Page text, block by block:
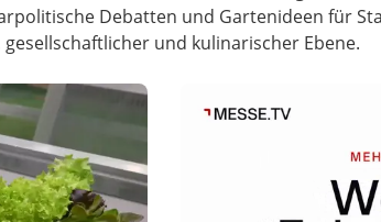
Debatten und Gartenideen für
und kulinarischer Ebene.